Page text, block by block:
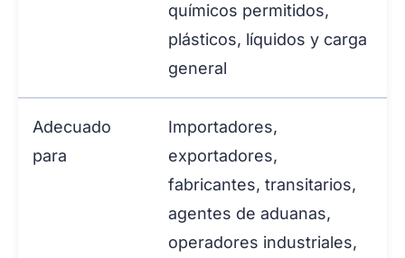
químicos permitidos,
plásticos, líquidos y carga
general
Adecuado
para
Importadores,
exportadores,
fabricantes, transitarios,
agentes de aduanas,
operadores industriales,